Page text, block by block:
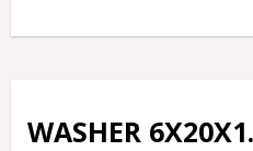
WASHER